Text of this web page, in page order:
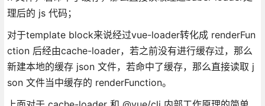
理后的 js 代码；
对于template block来说经过vue-loader转化成 renderFun
ction 后经由cache-loader，若之前没有进行缓存过，那么
新建本地的缓存 json 文件，若命中了缓存，那么直接读取 j
son 文件当中缓存的 renderFunction。